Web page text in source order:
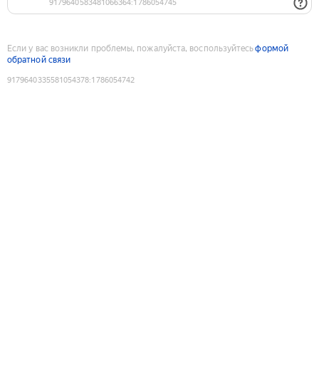
Если у вас возникли проблемы, пожалуйста, воспользуйтесьформой
обратной связи
9179640335581054378:1786054742